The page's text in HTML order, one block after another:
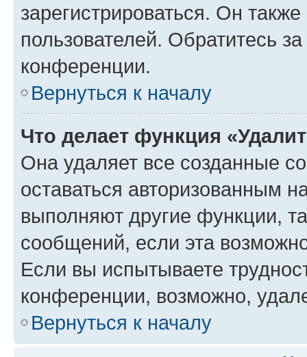
зарегистрироваться. Он
пользователей. Обратитесь
конференции.
Вернуться к началу
Что делает функция
Она удаляет все созданные
оставаться авторизованным
выполняют другие функции,
сообщений, если эта
Если вы испытываете
конференции, возможно,
Вернуться к началу